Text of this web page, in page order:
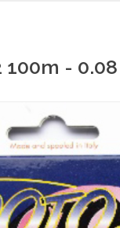
100m - 0.08